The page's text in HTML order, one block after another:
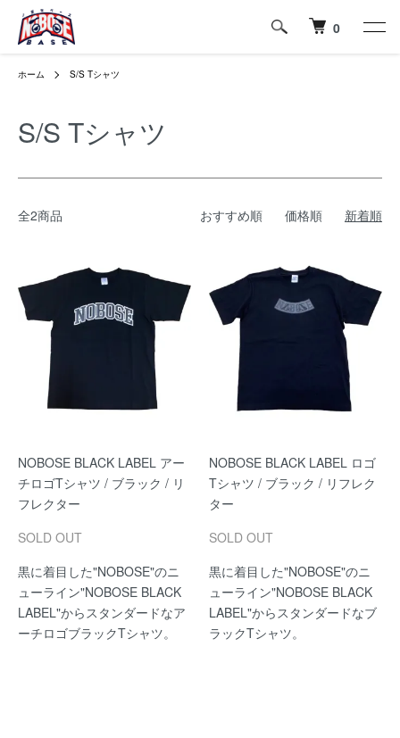
0
ホーム S/S Tシャツ
S/S Tシャツ
全2商品 おすすめ順 価格順 新着順
NOBOSE BLACK LABEL アー
チロゴTシャツ / ブラック / リ
フレクター
SOLD OUT
黒に着目した"NOBOSE"のニ
ューライン"NOBOSE BLACK
LABEL"からスタンダードなア
ーチロゴブラックTシャツ。
NOBOSE BLACK LABEL ロゴ
Tシャツ / ブラック / リフレク
ター
SOLD OUT
黒に着目した"NOBOSE"のニ
ューライン"NOBOSE BLACK
LABEL"からスタンダードなブ
ラックTシャツ。